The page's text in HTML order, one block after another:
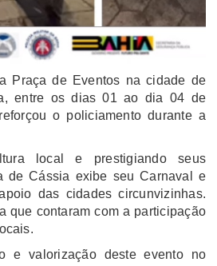
Praça de Eventos na cidade de
entre os dias 01 ao dia 04 de
o policiamento durante a
local e prestigiando seus
de Cássia exibe seu Carnaval e
das cidades circunvizinhas.
que contaram com a participação
e valorização deste evento no